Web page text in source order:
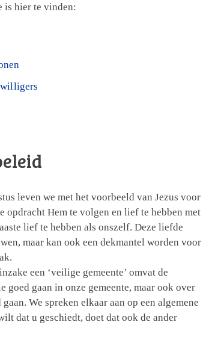
is hier te vinden:
leven we met het voorbeeld van Jezus voor
opdracht Hem te volgen en lief te hebben met
lief te hebben als onszelf. Deze liefde
maar kan ook een dekmantel worden voor
een ‘veilige gemeente’ omvat de
goed gaan in onze gemeente, maar ook over
We spreken elkaar aan op een algemene
dat u geschiedt, doet dat ook de ander